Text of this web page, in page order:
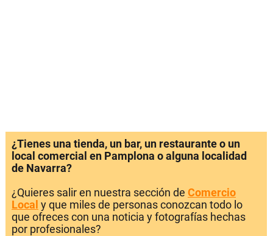
¿Tienes una tienda, un bar, un restaurante o un
local comercial en Pamplona o alguna localidad
de Navarra?
¿Quieres salir en nuestra sección de Comercio
Local y que miles de personas conozcan todo lo
que ofreces con una noticia y fotografías hechas
por profesionales?